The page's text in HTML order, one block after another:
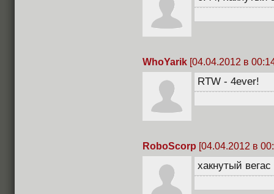
WhoYarik [04.04.2012 в
RTW - 4ever!
RoboScorp [04.04.2012 в
хакнутый